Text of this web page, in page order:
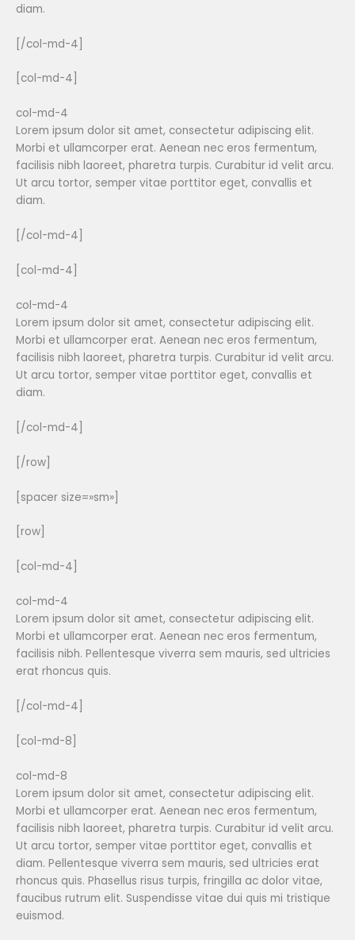
diam.
[/col-md-4]
[col-md-4]
col-md-4
Lorem ipsum dolor sit amet, consectetur adipiscing elit.
Morbi et ullamcorper erat. Aenean nec eros fermentum,
facilisis nibh laoreet, pharetra turpis. Curabitur id velit arcu.
Ut arcu tortor, semper vitae porttitor eget, convallis et
diam.
[/col-md-4]
[col-md-4]
col-md-4
Lorem ipsum dolor sit amet, consectetur adipiscing elit.
Morbi et ullamcorper erat. Aenean nec eros fermentum,
facilisis nibh laoreet, pharetra turpis. Curabitur id velit arcu.
Ut arcu tortor, semper vitae porttitor eget, convallis et
diam.
[/col-md-4]
[/row]
[spacer size=»sm»]
[row]
[col-md-4]
col-md-4
Lorem ipsum dolor sit amet, consectetur adipiscing elit.
Morbi et ullamcorper erat. Aenean nec eros fermentum,
facilisis nibh. Pellentesque viverra sem mauris, sed ultricies
erat rhoncus quis.
[/col-md-4]
[col-md-8]
col-md-8
Lorem ipsum dolor sit amet, consectetur adipiscing elit.
Morbi et ullamcorper erat. Aenean nec eros fermentum,
facilisis nibh laoreet, pharetra turpis. Curabitur id velit arcu.
Ut arcu tortor, semper vitae porttitor eget, convallis et
diam. Pellentesque viverra sem mauris, sed ultricies erat
rhoncus quis. Phasellus risus turpis, fringilla ac dolor vitae,
faucibus rutrum elit. Suspendisse vitae dui quis mi tristique
euismod.